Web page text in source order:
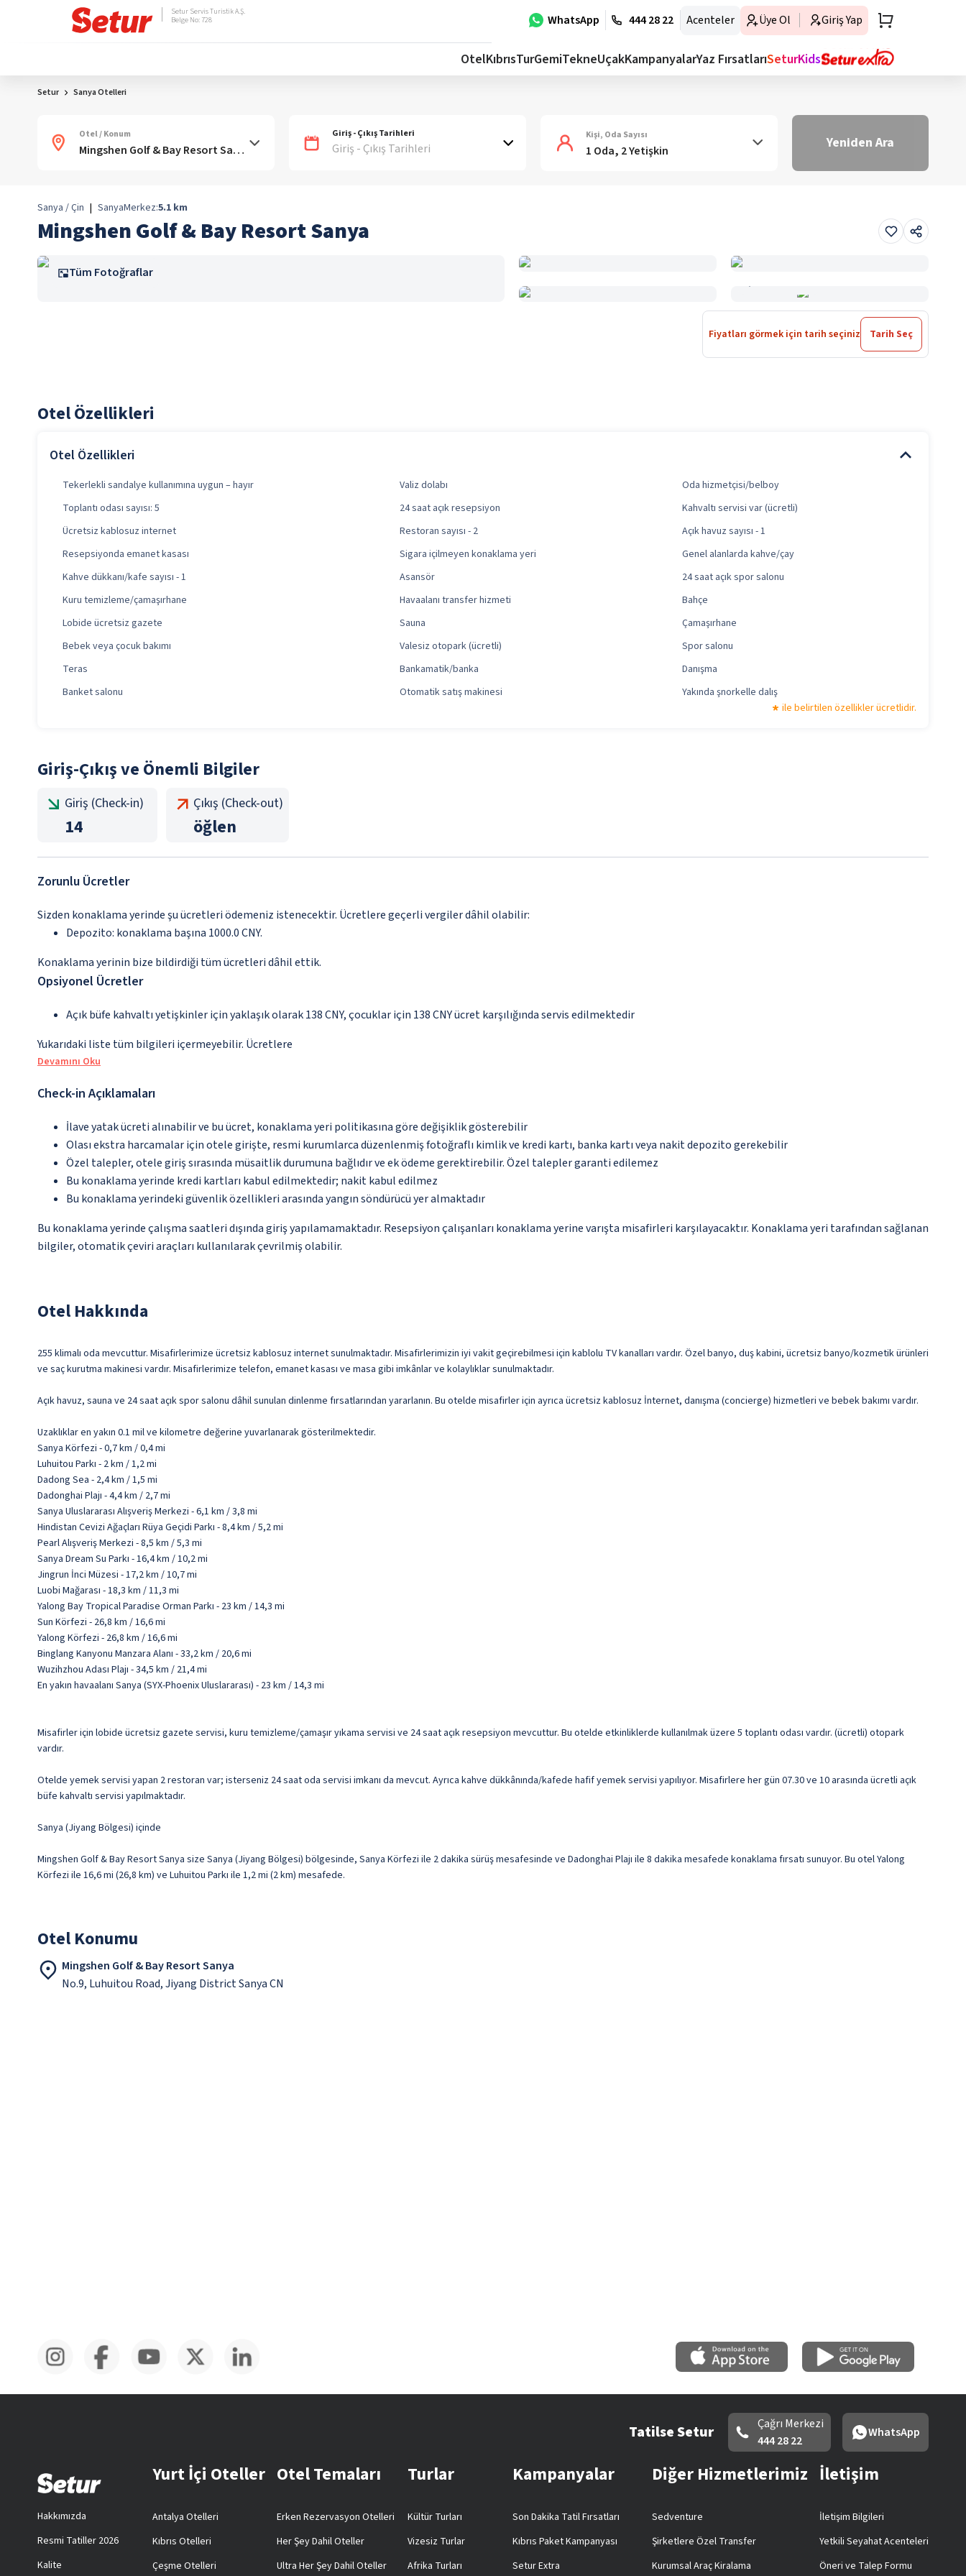
WhatsApp 444 28 22 Acenteler Üye Ol Giriş Yap
Setur Servis Turistik A.Ş.
Belge No: 728
OtelKıbrısTurGemiTekneUçakKampanyalarYaz FırsatlarıSeturKids
Setur Sanya Otelleri
Otel / Konum Giriş - Çıkış Tarihleri
Giriş - Çıkış Tarihleri
Kişi, Oda Sayısı
1 Oda, 2 Yetişkin Yeniden Ara
Sanya / Çin | SanyaMerkez:5.1 km
Mingshen Golf & Bay Resort Sanya
Tüm Fotoğraflar
Fiyatları görmek için tarih seçiniz Tarih Seç
Otel Özellikleri
Otel Özellikleri
Tekerlekli sandalye kullanımına uygun – hayır Valiz dolabı
Oda hizmetçisi/belboy
Toplantı odası sayısı: 5
24 saat açık resepsiyon
Kahvaltı servisi var (ücretli)
Ücretsiz kablosuz internet
Restoran sayısı - 2
Açık havuz sayısı - 1
Resepsiyonda emanet kasası
Sigara içilmeyen konaklama yeri
Genel alanlarda kahve/çay
Kahve dükkanı/kafe sayısı - 1
Asansör
24 saat açık spor salonu
Kuru temizleme/çamaşırhane
Havaalanı transfer hizmeti
Bahçe
Lobide ücretsiz gazete
Sauna
Çamaşırhane
Bebek veya çocuk bakımı
Valesiz otopark (ücretli)
Spor salonu
Teras
Bankamatik/banka
Danışma
Banket salonu
Otomatik satış makinesi
Yakında şnorkelle dalış
ile belirtilen özellikler ücretlidir.
Giriş-Çıkış ve Önemli Bilgiler
Giriş (Check-in)
14
Çıkış (Check-out)
öğlen
Zorunlu Ücretler
Sizden konaklama yerinde şu ücretleri ödemeniz istenecektir. Ücretlere geçerli vergiler dâhil olabilir:
Depozito: konaklama başına 1000.0 CNY.
Konaklama yerinin bize bildirdiği tüm ücretleri dâhil ettik.
Opsiyonel Ücretler
Açık büfe kahvaltı yetişkinler için yaklaşık olarak 138 CNY, çocuklar için 138 CNY ücret karşılığında servis edilmektedir
Yukarıdaki liste tüm bilgileri içermeyebilir. Ücretlere
Devamını Oku
Check-in Açıklamaları
İlave yatak ücreti alınabilir ve bu ücret, konaklama yeri politikasına göre değişiklik gösterebilir
Olası ekstra harcamalar için otele girişte, resmi kurumlarca düzenlenmiş fotoğraflı kimlik ve kredi kartı, banka kartı veya nakit depozito gerekebilir
Özel talepler, otele giriş sırasında müsaitlik durumuna bağlıdır ve ek ödeme gerektirebilir. Özel talepler garanti edilemez
Bu konaklama yerinde kredi kartları kabul edilmektedir; nakit kabul edilmez
Bu konaklama yerindeki güvenlik özellikleri arasında yangın söndürücü yer almaktadır
Bu konaklama yerinde çalışma saatleri dışında giriş yapılamamaktadır. Resepsiyon çalışanları konaklama yerine varışta misafirleri karşılayacaktır. Konaklama yeri tarafından sağlanan
bilgiler, otomatik çeviri araçları kullanılarak çevrilmiş olabilir.
Otel Hakkında
255 klimalı oda mevcuttur. Misafirlerimize ücretsiz kablosuz internet sunulmaktadır. Misafirlerimizin iyi vakit geçirebilmesi için kablolu TV kanalları vardır. Özel banyo, duş kabini, ücretsiz banyo/kozmetik ürünleri
ve saç kurutma makinesi vardır. Misafirlerimize telefon, emanet kasası ve masa gibi imkânlar ve kolaylıklar sunulmaktadır.
Açık havuz, sauna ve 24 saat açık spor salonu dâhil sunulan dinlenme fırsatlarından yararlanın. Bu otelde misafirler için ayrıca ücretsiz kablosuz İnternet, danışma (concierge) hizmetleri ve bebek bakımı vardır.
Uzaklıklar en yakın 0.1 mil ve kilometre değerine yuvarlanarak gösterilmektedir.
Sanya Körfezi - 0,7 km / 0,4 mi
Luhuitou Parkı - 2 km / 1,2 mi
Dadong Sea - 2,4 km / 1,5 mi
Dadonghai Plajı - 4,4 km / 2,7 mi
Sanya Uluslararası Alışveriş Merkezi - 6,1 km / 3,8 mi
Hindistan Cevizi Ağaçları Rüya Geçidi Parkı - 8,4 km / 5,2 mi
Pearl Alışveriş Merkezi - 8,5 km / 5,3 mi
Sanya Dream Su Parkı - 16,4 km / 10,2 mi
Jingrun İnci Müzesi - 17,2 km / 10,7 mi
Luobi Mağarası - 18,3 km / 11,3 mi
Yalong Bay Tropical Paradise Orman Parkı - 23 km / 14,3 mi
Sun Körfezi - 26,8 km / 16,6 mi
Yalong Körfezi - 26,8 km / 16,6 mi
Binglang Kanyonu Manzara Alanı - 33,2 km / 20,6 mi
Wuzihzhou Adası Plajı - 34,5 km / 21,4 mi
En yakın havaalanı Sanya (SYX-Phoenix Uluslararası) - 23 km / 14,3 mi
Misafirler için lobide ücretsiz gazete servisi, kuru temizleme/çamaşır yıkama servisi ve 24 saat açık resepsiyon mevcuttur. Bu otelde etkinliklerde kullanılmak üzere 5 toplantı odası vardır. (ücretli) otopark
vardır.
Otelde yemek servisi yapan 2 restoran var; isterseniz 24 saat oda servisi imkanı da mevcut. Ayrıca kahve dükkânında/kafede hafif yemek servisi yapılıyor. Misafirlere her gün 07.30 ve 10 arasında ücretli açık
büfe kahvaltı servisi yapılmaktadır.
Sanya (Jiyang Bölgesi) içinde
Mingshen Golf & Bay Resort Sanya size Sanya (Jiyang Bölgesi) bölgesinde, Sanya Körfezi ile 2 dakika sürüş mesafesinde ve Dadonghai Plajı ile 8 dakika mesafede konaklama fırsatı sunuyor. Bu otel Yalong
Körfezi ile 16,6 mi (26,8 km) ve Luhuitou Parkı ile 1,2 mi (2 km) mesafede.
Otel Konumu
Mingshen Golf & Bay Resort Sanya
No.9, Luhuitou Road, Jiyang District Sanya CN
Tatilse Setur
Çağrı Merkezi
444 28 22
WhatsApp
Hakkımızda
Resmi Tatiller 2026
Kalite
Yurt İçi Oteller
Antalya Otelleri
Kıbrıs Otelleri
Çeşme Otelleri
Otel Temaları
Erken Rezervasyon Otelleri
Her Şey Dahil Oteller
Ultra Her Şey Dahil Oteller
Turlar
Kültür Turları
Vizesiz Turlar
Afrika Turları
Kampanyalar
Son Dakika Tatil Fırsatları
Kıbrıs Paket Kampanyası
Setur Extra
Diğer Hizmetlerimiz
Sedventure
Şirketlere Özel Transfer
Kurumsal Araç Kiralama
İletişim
İletişim Bilgileri
Yetkili Seyahat Acenteleri
Öneri ve Talep Formu